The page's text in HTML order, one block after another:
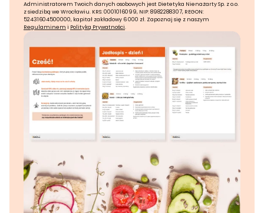
Administratorem Twoich danych osobowych jest Dietetyka Nienażarty Sp. z o.o.
z siedzibą we Wrocławiu. KRS: 0001016099, NIP: 8982288307, REGON:
52431604500000, kapitał zakładowy 6 000 zł. Zapoznaj się z naszym
Regulaminem i Polityką Prywatności.